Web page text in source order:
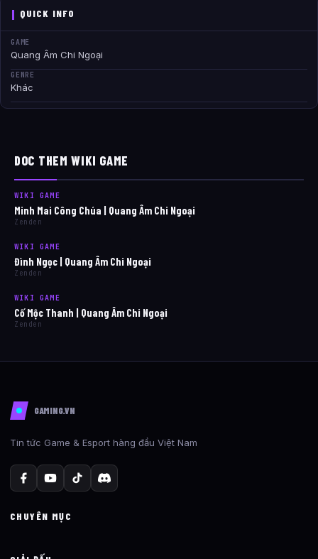
QUICK INFO
GAME
Quang Âm Chi Ngoại
GENRE
Khác
DOC THEM WIKI GAME
WIKI GAME
Minh Mai Công Chúa | Quang Âm Chi Ngoại
Zenden
WIKI GAME
Đình Ngọc | Quang Âm Chi Ngoại
Zenden
WIKI GAME
Cố Mộc Thanh | Quang Âm Chi Ngoại
Zenden
GAMING.VN
Tin tức Game & Esport hàng đầu Việt Nam
CHUYÊN MỤC